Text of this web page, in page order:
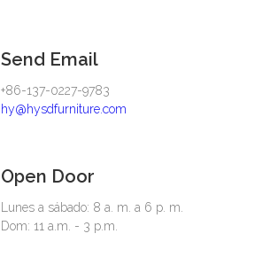
Send Email
+86-137-0227-9783
hy@hysdfurniture.com
Open Door
Lunes a sábado: 8 a. m. a 6 p. m.
Dom: 11 a.m. - 3 p.m.